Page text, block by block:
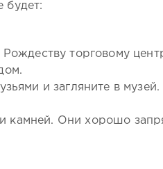
будет:
Рождеству торговому
и загляните в музей.
камней. Они хорошо